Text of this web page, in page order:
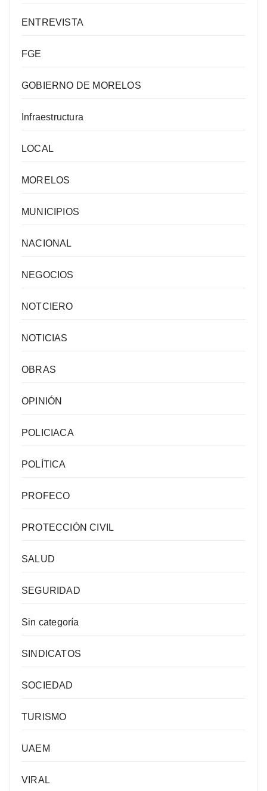
ENTREVISTA
FGE
GOBIERNO DE MORELOS
Infraestructura
LOCAL
MORELOS
MUNICIPIOS
NACIONAL
NEGOCIOS
NOTCIERO
NOTICIAS
OBRAS
OPINIÓN
POLICIACA
POLÍTICA
PROFECO
PROTECCIÓN CIVIL
SALUD
SEGURIDAD
Sin categoría
SINDICATOS
SOCIEDAD
TURISMO
UAEM
VIRAL